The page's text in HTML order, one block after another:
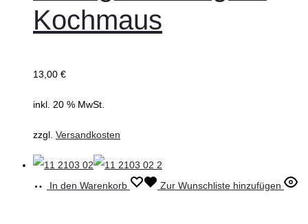
Kochmaus
13,00 €
inkl. 20 % MwSt.
zzgl. Versandkosten
In den Warenkorb Zur Wunschliste hinzufügen